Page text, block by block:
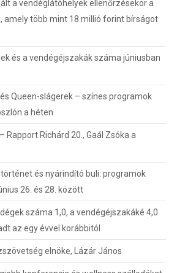
a vendéglátóhelyek ellenőrzésekor a
amely több mint 18 millió forint bírságot
és a vendégéjszakák száma júniusban
Queen-slágerek – színes programok
a héten
Rapport Richárd 20., Gaál Zsóka a
és nyárindító buli: programok
26. és 28. között
száma 1,0, a vendégéjszakáké 4,0
az egy évvel korábbitól
elnöke, Lázár János